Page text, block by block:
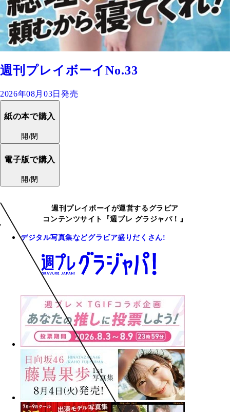
週刊プレイボーイNo.33
2026年08月03日発売
紙の本で購入
開/閉
電子版で購入
開/閉
週刊プレイボーイが運営するグラビア
コンテンツサイト『週プレ グラジャパ！』
デジタル写真集などグラビア盛りだくさん!